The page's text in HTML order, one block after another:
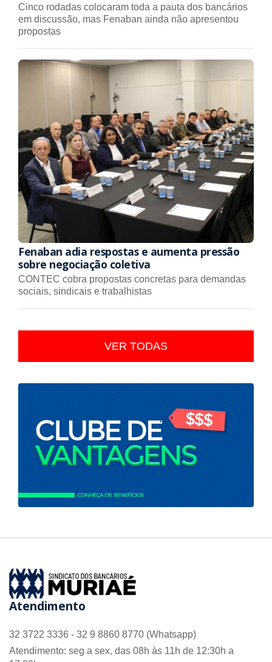
Cinco rodadas colocaram toda a pauta dos bancários
em discussão, mas Fenaban ainda não apresentou
propostas
Fenaban adia respostas e aumenta pressão
sobre negociação coletiva
CONTEC cobra propostas concretas para demandas
sociais, sindicais e trabalhistas
VER TODAS
Atendimento
32 3722 3336 - 32 9 8860 8770 (Whatsapp)
Atendimento: seg a sex, das 08h às 11h de 12:30h a